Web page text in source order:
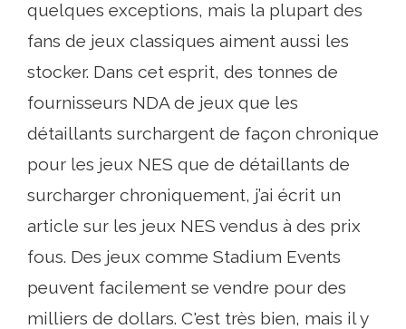
quelques exceptions, mais la plupart des
fans de jeux classiques aiment aussi les
stocker. Dans cet esprit, des tonnes de
fournisseurs NDA de jeux que les
détaillants surchargent de façon chronique
pour les jeux NES que de détaillants de
surcharger chroniquement, j’ai écrit un
article sur les jeux NES vendus à des prix
fous. Des jeux comme Stadium Events
peuvent facilement se vendre pour des
milliers de dollars. C'est très bien, mais il y